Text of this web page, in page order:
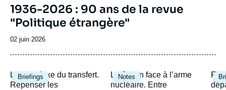
la
une
Image
de
couverture
la
1936-2026 : 90 ans de la revue
"Politique étrangère"
Date
02 juin 2026
Briefings
Image
principale
Le paradoxe du transfert.
Repenser les
Notes
Image
principale
Le Japon face à l’arme
nucléaire. Entre